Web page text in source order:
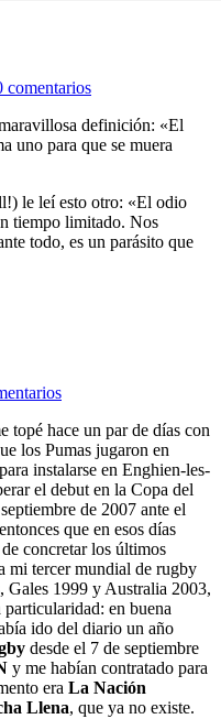
comentarios
definición: «El
uno para que se muera
le leí esto otro: «El odio
tiempo limitado. Nos
todo, es un parásito que
topé hace un par de días con
los Pumas jugaron en
instalarse en Enghien-les-
el debut en la Copa del
de 2007 ante el
que en esos días
concretar los últimos
mi tercer mundial de rugby
Gales 1999 y Australia 2003,
particularidad: en buena
ido del diario un año
desde el 7 de septiembre
y me habían contratado para
era La Nación
Llena, que ya no existe.